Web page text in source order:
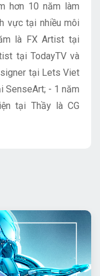
hơn 10 năm làm
vực tại nhiều môi
là FX Artist tại
tại TodayTV và
tại Lets Viet
SenseArt; - 1 năm
tại Thầy là CG